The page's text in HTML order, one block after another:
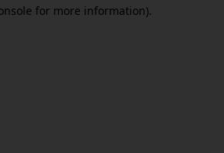
for more information).